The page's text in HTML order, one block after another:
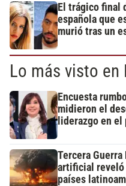
El trágico final
española que
murió tras un
Lo más visto en
Encuesta
midieron el
liderazgo en
Tercera
artificial reveló
países